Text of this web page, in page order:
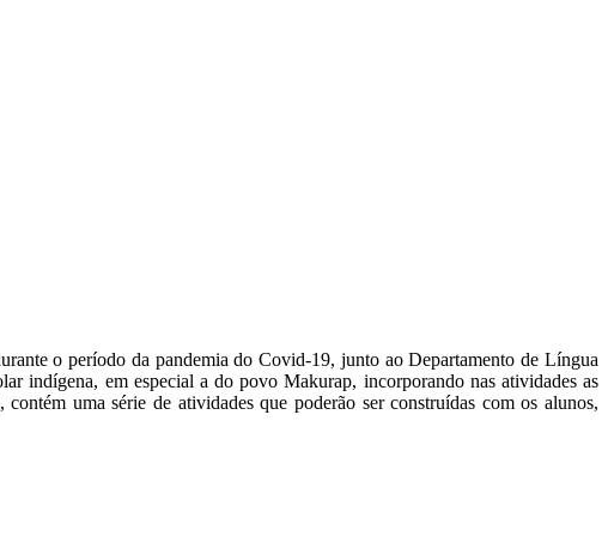
o período da pandemia do Covid-19, junto ao Departamento de Língua
indígena, em especial a do povo Makurap, incorporando nas atividades as
uma série de atividades que poderão ser construídas com os alunos,